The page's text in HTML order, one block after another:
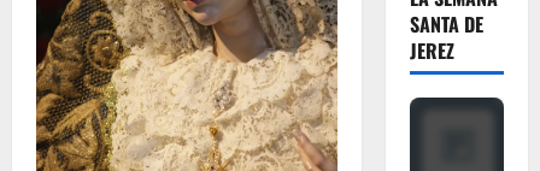
SANTA DE
JEREZ